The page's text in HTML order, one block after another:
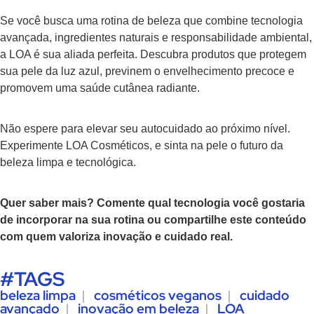
Se você busca uma rotina de beleza que combine tecnologia
avançada, ingredientes naturais e responsabilidade ambiental,
a LOA é sua aliada perfeita. Descubra produtos que protegem
sua pele da luz azul, previnem o envelhecimento precoce e
promovem uma saúde cutânea radiante.
Não espere para elevar seu autocuidado ao próximo nível.
Experimente LOA Cosméticos, e sinta na pele o futuro da
beleza limpa e tecnológica.
Quer saber mais? Comente qual tecnologia você gostaria
de incorporar na sua rotina ou compartilhe este conteúdo
com quem valoriza inovação e cuidado real.
#TAGS
beleza limpa | cosméticos veganos | cuidado
avançado | inovação em beleza | LOA